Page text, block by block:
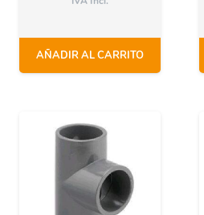
AÑADIR AL CARRITO